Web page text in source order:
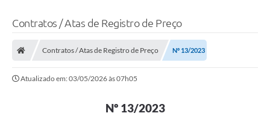
Transparência
Contratos / Atas de Registro de Preço
Contratos / Atas de Registro de Preço Nº 13/2023
Atualizado em: 03/05/2026 às 07h05
Nº 13/2023